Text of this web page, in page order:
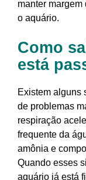
manter margem
o aquário.
Como
está
Existem alguns
de problemas
respiração
frequente da
amônia e
Quando esses
aquário já está